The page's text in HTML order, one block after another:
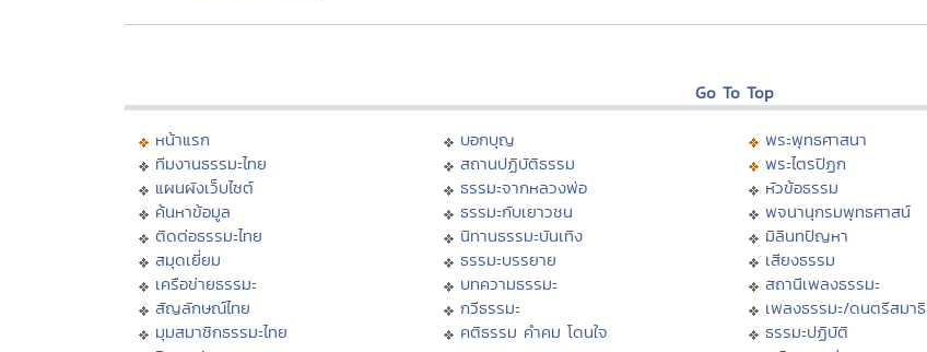
Go To Top
หน้าแรก
ทีมงานธรรมะไทย
แผนผังเว็บไซต์
ค้นหาข้อมูล
ติดต่อธรรมะไทย
สมุดเยี่ยม
เครือข่ายธรรมะ
สัญลักษณ์ไทย
มุมสมาชิกธรรมะไทย
บอกบุญ
สถานปฏิบัติธรรม
ธรรมะจากหลวงพ่อ
ธรรมะกับเยาวชน
นิทานธรรมะบันเทิง
ธรรมะบรรยาย
บทความธรรมะ
กวีธรรมะ
คติธรรม คำคม โดนใจ
พระพุทธศาสนา
พระไตรปิฏก
หัวข้อธรรม
พจนานุกรมพุทธศาสน์
มิลินทปัญหา
เสียงธรรม
สถานีเพลงธรรมะ
เพลงธรรมะ/ดนตรีสมาธิ
ธรรมะปฏิบัติ